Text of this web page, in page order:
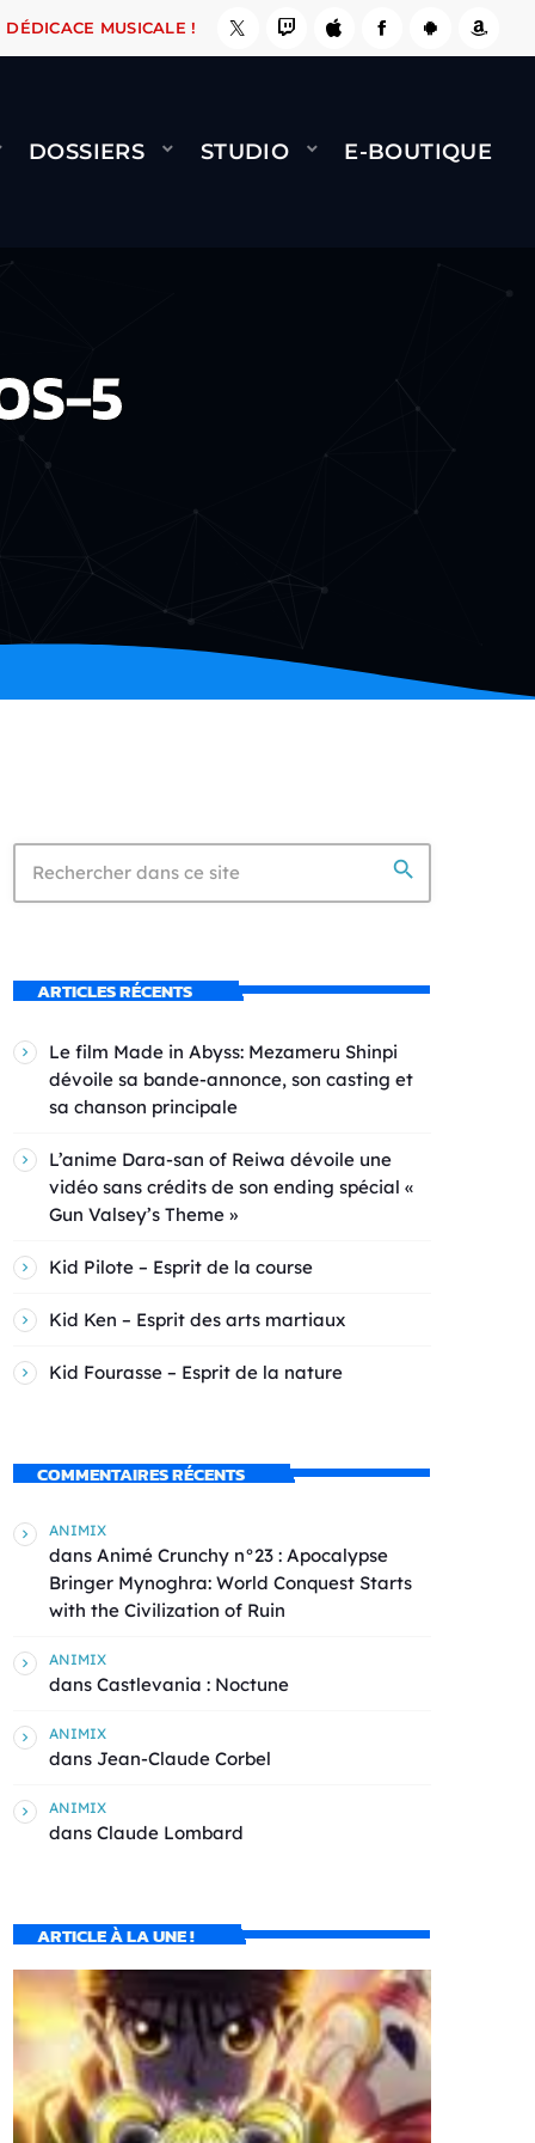
ÇA LE FAIT ! NAMI BERNARD MINET -
DÉDICACE MUSICALE !
DOSSIERS STUDIO E-BOUTIQUE
5
search
ARTICLES RÉCENTS
Le film Made in Abyss: Mezameru Shinpi
dévoile sa bande-annonce, son casting et
sa chanson principale
L’anime Dara-san of Reiwa dévoile une
vidéo sans crédits de son ending spécial «
Gun Valsey’s Theme »
Kid Pilote – Esprit de la course
Kid Ken – Esprit des arts martiaux
Kid Fourasse – Esprit de la nature
COMMENTAIRES RÉCENTS
ANIMIX
dans Animé Crunchy n°23 : Apocalypse
Bringer Mynoghra: World Conquest Starts
with the Civilization of Ruin
ANIMIX
dans Castlevania : Noctune
ANIMIX
dans Jean-Claude Corbel
ANIMIX
dans Claude Lombard
ARTICLE À LA UNE !